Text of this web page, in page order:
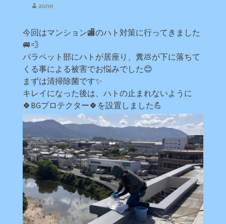
aone
今回はマンション🏬のハト対策に行ってきました
🚐💨
パラペット部にハトが居座り、糞💩が下に落ちて
くる事による被害でお悩みでした😊
まずは清掃除菌です✨
キレイになった後は、ハトの止まれないように
🍀BGプロテクター🍀を設置しました💪